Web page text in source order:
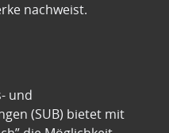
nachweist.
und
(SUB) bietet mit